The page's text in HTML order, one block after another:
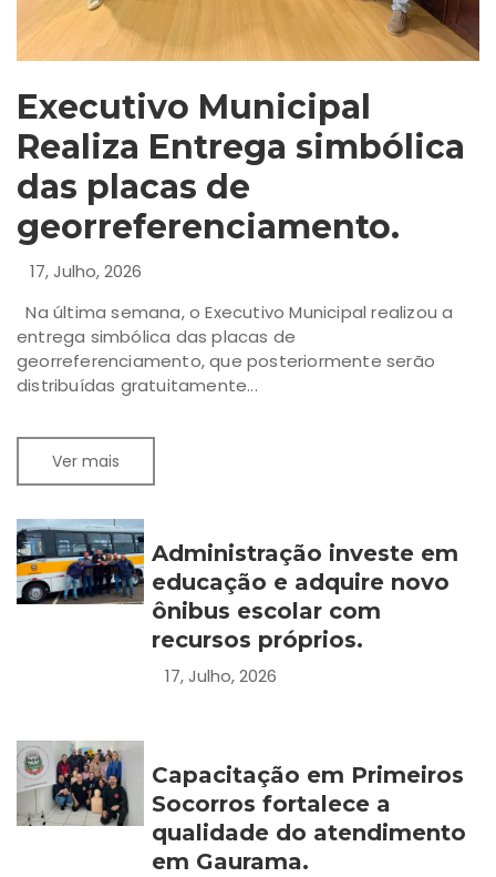
Executivo Municipal
Realiza Entrega simbólica
das placas de
georreferenciamento.
17, Julho, 2026
Na última semana, o Executivo Municipal realizou a
entrega simbólica das placas de
georreferenciamento, que posteriormente serão
distribuídas gratuitamente...
Ver mais
Administração investe em
educação e adquire novo
ônibus escolar com
recursos próprios.
17, Julho, 2026
Capacitação em Primeiros
Socorros fortalece a
qualidade do atendimento
em Gaurama.